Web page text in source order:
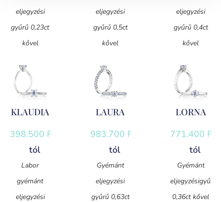
eljegyzési
gyűrű 0,23ct
kővel
eljegyzési
gyűrű 0,5ct
kővel
eljegyzési
gyűrű 0,4ct
kővel
KLAUDIA
398.500 Ft
tól
Labor
gyémánt
eljegyzési
LAURA
983.700 Ft
tól
Gyémánt
eljegyzési
gyűrű 0,63ct
LORNA
771.400 Ft
tól
Gyémánt
eljegyzésigyűrű
0,36ct kővel